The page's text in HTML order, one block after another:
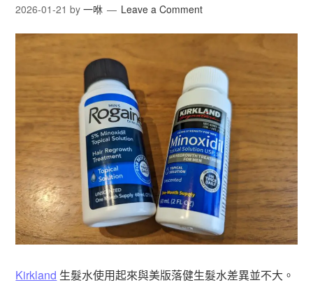
2026-01-21 by一咻 Leave a Comment
Kirkland 生髮水使用起來與美版落健生髮水差異並不大。